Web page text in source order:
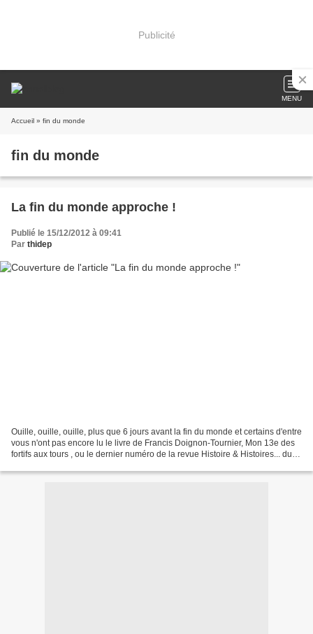
Publicité
MENU
Accueil » fin du monde
fin du monde
La fin du monde approche !
Publié le 15/12/2012 à 09:41
Par thidep
Ouille, ouille, ouille, plus que 6 jours avant la fin du monde et certains d'entre
vous n'ont pas encore lu le livre de Francis Doignon-Tournier, Mon 13e des
fortifs aux tours , ou le dernier numéro de la revue Histoire & Histoires... du